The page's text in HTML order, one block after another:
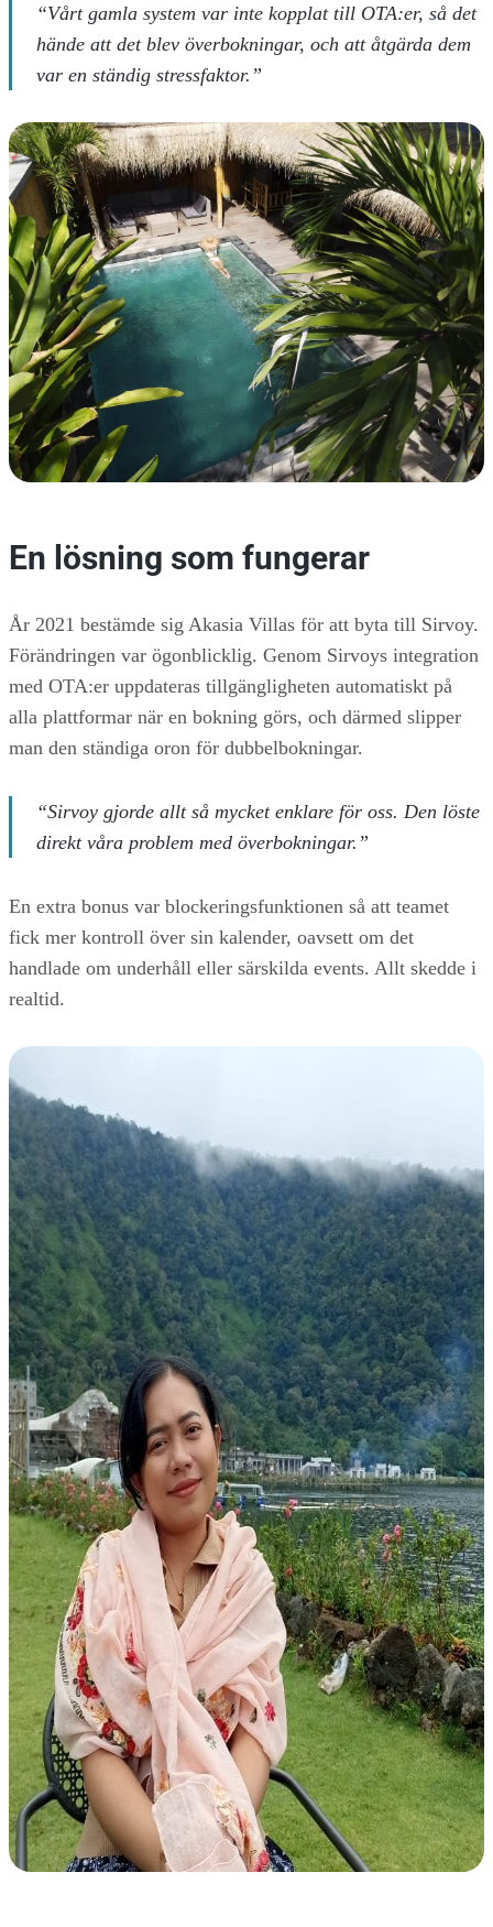
“Vårt gamla system var inte kopplat till OTA:er, så det
hände att det blev överbokningar, och att åtgärda dem
var en ständig stressfaktor.”
En lösning som fungerar
År 2021 bestämde sig Akasia Villas för att byta till Sirvoy.
Förändringen var ögonblicklig. Genom Sirvoys integration
med OTA:er uppdateras tillgängligheten automatiskt på
alla plattformar när en bokning görs, och därmed slipper
man den ständiga oron för dubbelbokningar.
“Sirvoy gjorde allt så mycket enklare för oss. Den löste
direkt våra problem med överbokningar.”
En extra bonus var blockeringsfunktionen så att teamet
fick mer kontroll över sin kalender, oavsett om det
handlade om underhåll eller särskilda events. Allt skedde i
realtid.